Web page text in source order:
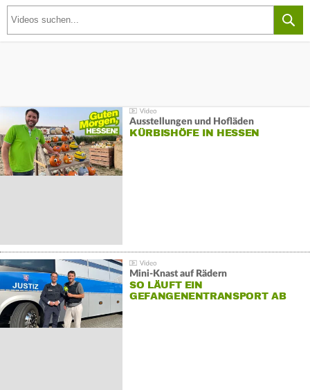
Ausstellungen und Hofläden
KÜRBISHÖFE IN HESSEN
Mini-Knast auf Rädern
SO LÄUFT EIN
GEFANGENENTRANSPORT AB